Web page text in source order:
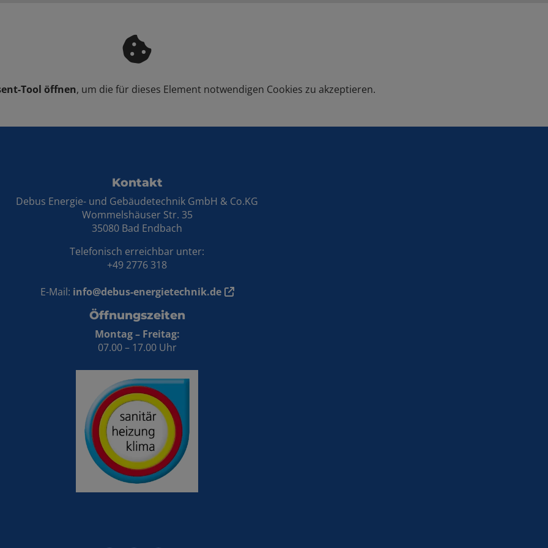
Tool öffnen, um die für dieses Element notwendigen Cookies zu akzeptieren.
Kontakt
Debus Energie- und Gebäudetechnik GmbH & Co.KG
Wommelshäuser Str. 35
35080 Bad Endbach
Telefonisch erreichbar unter:
+49 2776 318
E-Mail: info@debus-energietechnik.de
Öffnungszeiten
Montag – Freitag:
07.00 – 17.00 Uhr